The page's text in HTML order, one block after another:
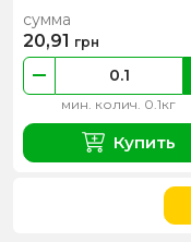
мин. колич. 0.1кг
сумма
20,91 грн
Купить